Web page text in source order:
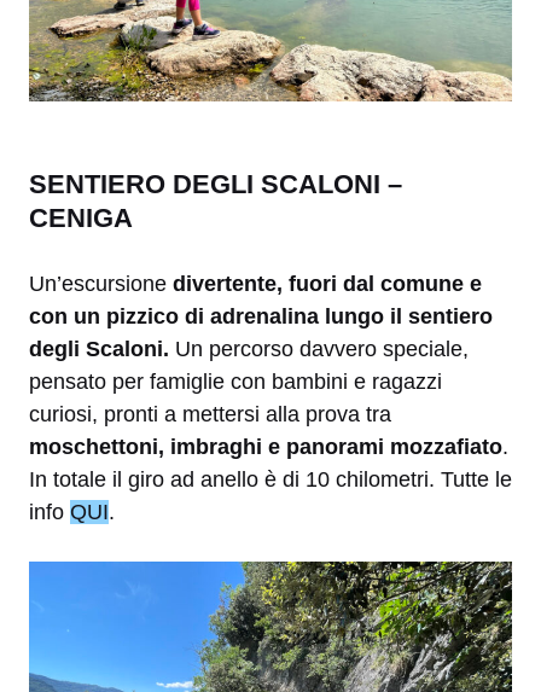
SENTIERO DEGLI SCALONI –
CENIGA
Un’escursione divertente, fuori dal comune e
con un pizzico di adrenalina lungo il sentiero
degli Scaloni. Un percorso davvero speciale,
pensato per famiglie con bambini e ragazzi
curiosi, pronti a mettersi alla prova tra
moschettoni, imbraghi e panorami mozzafiato.
In totale il giro ad anello è di 10 chilometri. Tutte le
info QUI.